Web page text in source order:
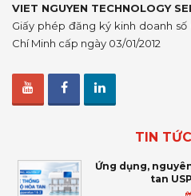
VIET NGUYEN TECHNOLOGY
Giấy phép đăng ký kinh doanh số
Chí Minh cấp ngày 03/01/2012
TIN
Ứng dụng,
tan